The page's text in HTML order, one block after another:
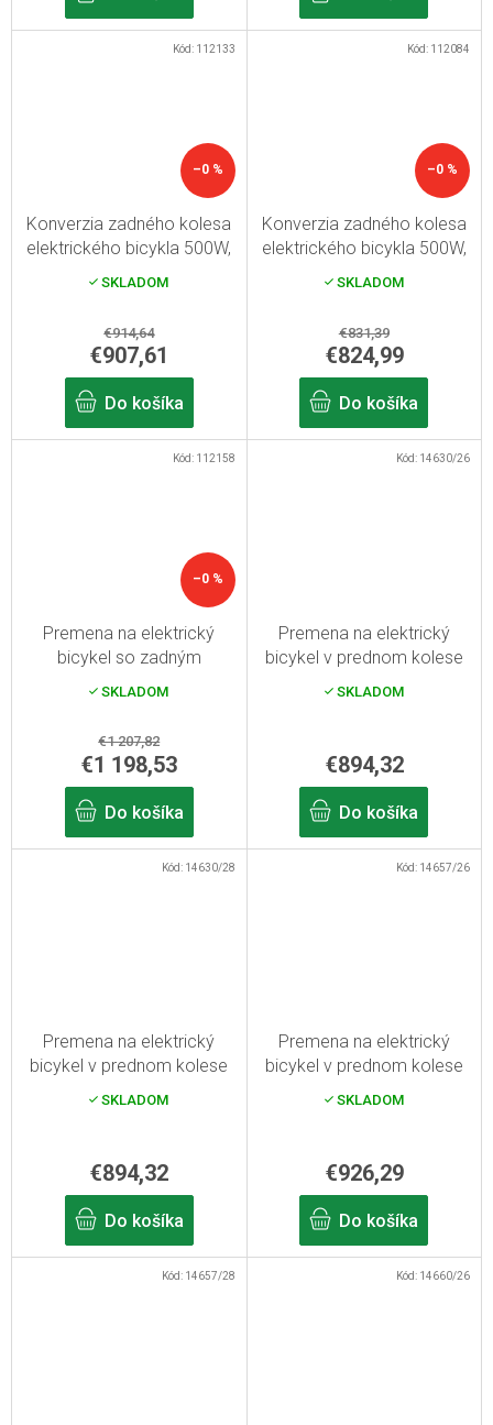
–0 %
Konverzia zadného kolesa
elektrického bicykla 500W,
15,6Ah batéria, s displejom,
SKLADOM
€914,64
€907,61
Do košíka
Kód: 112133
–0 %
Konverzia zadného kolesa
elektrického bicykla 500W,
rámová batéria 15,6Ah, s
SKLADOM
€831,39
€824,99
Do košíka
Kód: 112084
–0 %
Premena na elektrický
bicykel so zadným
SKLADOM
€1 207,82
€1 198,53
Do košíka
Kód: 112158
Premena na elektrický
bicykel v prednom kolese
SKLADOM
€894,32
Do košíka
Kód: 14630/26
Premena na elektrický
bicykel v prednom kolese
500W, batéria s kapacitou
SKLADOM
€894,32
Do košíka
Kód: 14630/28
Premena na elektrický
bicykel v prednom kolese
750W, 13Ah kapacita
SKLADOM
€926,29
Do košíka
Kód: 14657/26
Kód: 14657/28 Kód: 14660/26